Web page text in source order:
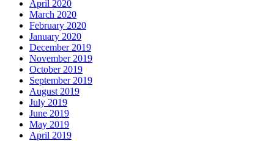
April 2020
March 2020
February 2020
January 2020
December 2019
November 2019
October 2019
September 2019
August 2019
July 2019
June 2019
May 2019
April 2019